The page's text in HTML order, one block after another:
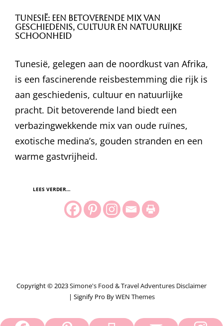
Tunesië: Een Betoverende Mix van
Geschiedenis, Cultuur en Natuurlijke
Schoonheid
Tunesië, gelegen aan de noordkust van Afrika,
is een fascinerende reisbestemming die rijk is
aan geschiedenis, cultuur en natuurlijke
pracht. Dit betoverende land biedt een
verbazingwekkende mix van oude ruïnes,
exotische medina’s, gouden stranden en een
warme gastvrijheid.
LEES VERDER…
Copyright © 2023Simone's Food & Travel Adventures Disclaimer
| Signify Pro ByWEN Themes